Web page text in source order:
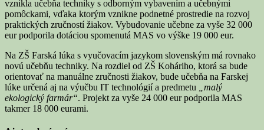
vznikla učebňa techniky s odborným vybavením a učebnými
pomôckami, vďaka ktorým vznikne podnetné prostredie na rozvoj
praktických zručností žiakov. Vybudovanie učebne za vyše 32 000
eur podporila dotáciou spomenutá MAS vo výške 19 000 eur.
Na ZŠ Farská lúka s vyučovacím jazykom slovenským má rovnako
novú učebňu techniky. Na rozdiel od ZŠ Koháriho, ktorá sa bude
orientovať na manuálne zručnosti žiakov, bude učebňa na Farskej
lúke určená aj na výučbu IT technológií a predmetu
„malý
ekologický farmár“. Projekt za vyše 24 000 eur podporila MAS
takmer 18 000 eurami.